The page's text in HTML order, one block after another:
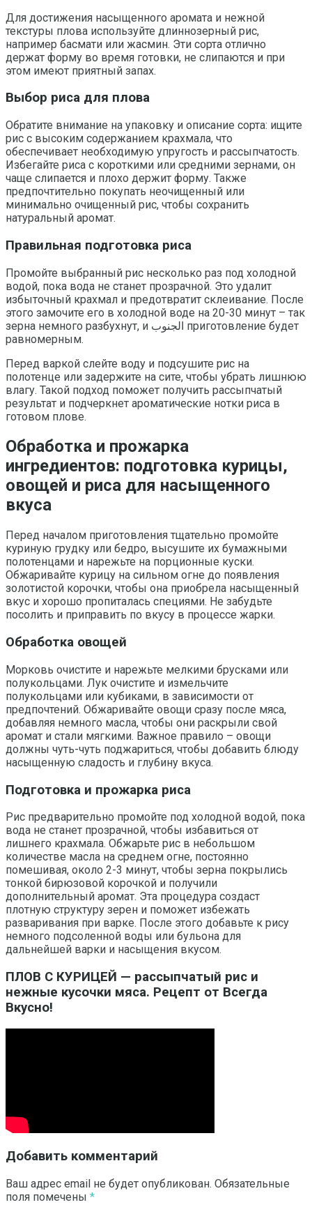
Для достижения насыщенного аромата и нежной
текстуры плова используйте длиннозерный рис,
например басмати или жасмин. Эти сорта отлично
держат форму во время готовки, не слипаются и при
этом имеют приятный запах.
Выбор риса для плова
Обратите внимание на упаковку и описание сорта: ищите
рис с высоким содержанием крахмала, что
обеспечивает необходимую упругость и рассыпчатость.
Избегайте риса с короткими или средними зернами, он
чаще слипается и плохо держит форму. Также
предпочтительно покупать неочищенный или
минимально очищенный рис, чтобы сохранить
натуральный аромат.
Правильная подготовка риса
Промойте выбранный рис несколько раз под холодной
водой, пока вода не станет прозрачной. Это удалит
избыточный крахмал и предотвратит склеивание. После
этого замочите его в холодной воде на 20-30 минут – так
зерна немного разбухнут, и الجنوب приготовление будет
равномерным.
Перед варкой слейте воду и подсушите рис на
полотенце или задержите на сите, чтобы убрать лишнюю
влагу. Такой подход поможет получить рассыпчатый
результат и подчеркнет ароматические нотки риса в
готовом плове.
Обработка и прожарка
ингредиентов: подготовка курицы,
овощей и риса для насыщенного
вкуса
Перед началом приготовления тщательно промойте
куриную грудку или бедро, высушите их бумажными
полотенцами и нарежьте на порционные куски.
Обжаривайте курицу на сильном огне до появления
золотистой корочки, чтобы она приобрела насыщенный
вкус и хорошо пропиталась специями. Не забудьте
посолить и приправить по вкусу в процессе жарки.
Обработка овощей
Морковь очистите и нарежьте мелкими брусками или
полукольцами. Лук очистите и измельчите
полукольцами или кубиками, в зависимости от
предпочтений. Обжаривайте овощи сразу после мяса,
добавляя немного масла, чтобы они раскрыли свой
аромат и стали мягкими. Важное правило – овощи
должны чуть-чуть поджариться, чтобы добавить блюду
насыщенную сладость и глубину вкуса.
Подготовка и прожарка риса
Рис предварительно промойте под холодной водой, пока
вода не станет прозрачной, чтобы избавиться от
лишнего крахмала. Обжарьте рис в небольшом
количестве масла на среднем огне, постоянно
помешивая, около 2-3 минут, чтобы зерна покрылись
тонкой бирюзовой корочкой и получили
дополнительный аромат. Эта процедура создаст
плотную структуру зерен и поможет избежать
разваривания при варке. После этого добавьте к рису
немного подсоленной воды или бульона для
дальнейшей варки и насыщения вкусом.
ПЛОВ С КУРИЦЕЙ — рассыпчатый рис и
нежные кусочки мяса. Рецепт от Всегда
Вкусно!
Добавить комментарий
Ваш адрес email не будет опубликован. Обязательные
поля помечены *